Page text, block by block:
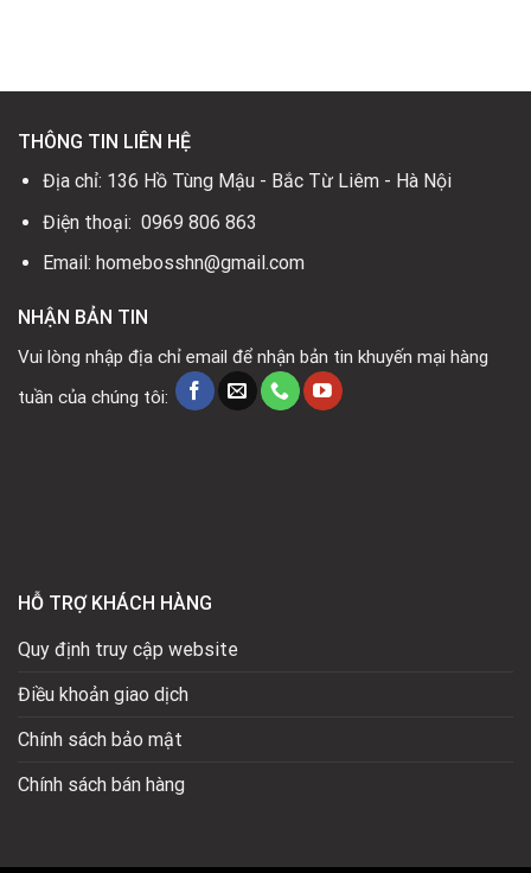
THÔNG TIN LIÊN HỆ
Địa chỉ: 136 Hồ Tùng Mậu - Bắc Từ Liêm - Hà Nội
Điện thoại: 0969 806 863
Email: homebosshn@gmail.com
NHẬN BẢN TIN
Vui lòng nhập địa chỉ email để nhận bản tin khuyến mại hàng
tuần của chúng tôi:
HỖ TRỢ KHÁCH HÀNG
Quy định truy cập website
Điều khoản giao dịch
Chính sách bảo mật
Chính sách bán hàng